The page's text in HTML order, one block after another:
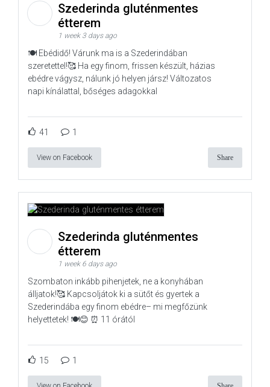
Szederinda gluténmentes
étterem
1 week 3 days ago
🍽️ Ebédidő! Várunk ma is a Szederindában
szeretettel!🥰 Ha egy finom, frissen készült, házias
ebédre vágysz, nálunk jó helyen jársz! Változatos
napi kínálattal, bőséges adagokkal
41 1
View on Facebook Share
Szederinda gluténmentes
étterem
1 week 6 days ago
Szombaton inkább pihenjetek, ne a konyhában
álljatok!🥰 Kapcsoljátok ki a sütőt és gyertek a
Szederindába egy finom ebédre– mi megfőzünk
helyettetek! 🍽️😊 ⏰ 11 órától
15 1